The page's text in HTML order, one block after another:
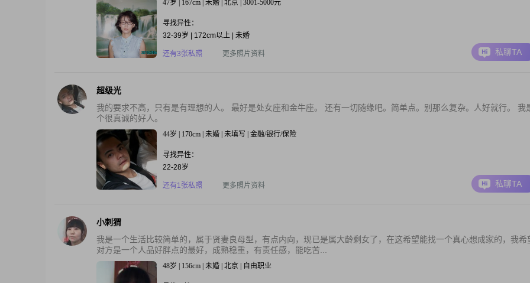
47岁 | 167cm | 未婚 | 北京 | 3001-5000元
寻找异性：
32-39岁 | 172cm以上 | 未婚
还有3张私照 更多照片资料 私聊TA
超级光
我的要求不高，只有是有理想的人。 最好是处女座和金牛座。 还有一切随缘吧。简单点。别那么复杂。人好就行。 我
个很真诚的好人。
44岁 | 170cm | 未婚 | 未填写 | 金融/银行/保险
寻找异性：
22-28岁
还有1张私照 更多照片资料 私聊TA
小刺猬
我是一个生活比较简单的，属于贤妻良母型，有点内向，现已是属大龄剩女了，在这希望能找一个真心想成家的，我希
对方是一个人品好胖点的最好，成熟稳重，有责任感，能吃苦...
48岁 | 156cm | 未婚 | 北京 | 自由职业